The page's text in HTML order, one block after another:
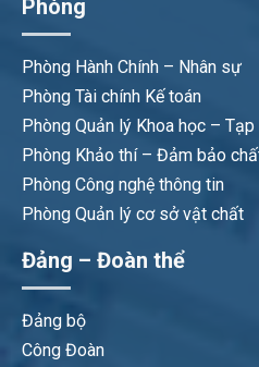
Phòng
Phòng Hành Chính – Nhân sự
Phòng Tài chính Kế toán
Phòng Quản lý Khoa học –
Phòng Khảo thí – Đảm bảo
Phòng Công nghệ thông tin
Phòng Quản lý cơ sở vật chất
Đảng – Đoàn thể
Đảng bộ
Công Đoàn